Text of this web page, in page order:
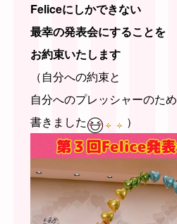
Feliceにしかできない
最幸の発表会にすることを
お約束いたします
（自分への約束と
自分へのプレッシャーのため
書きました
）